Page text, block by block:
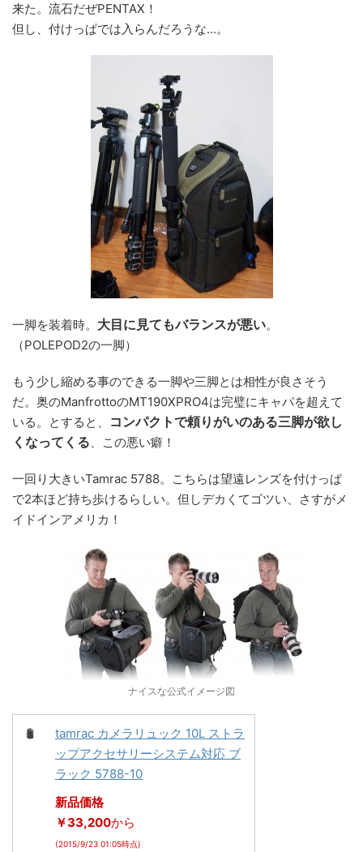
来た。流石だぜPENTAX！
但し、付けっぱでは入らんだろうな…。
一脚を装着時。 大目に見てもバランスが悪い。
（POLEPOD2の一脚）
もう少し縮める事のできる一脚や三脚とは相性が良さそう
だ。奥のManfrottoのMT190XPRO4は完璧にキャパを超えて
いる。とすると、
コンパクトで頼りがいのある三脚が欲し
くなってくる、この悪い癖！
一回り大きいTamrac 5788。こちらは望遠レンズを付けっぱ
で2本ほど持ち歩けるらしい。但しデカくてゴツい、さすがメ
イドインアメリカ！
ナイスな公式イメージ図
tamrac カメラリュック 10L ストラ
ップアクセサリーシステム対応 ブ
ラック 5788-10
新品価格
￥33,200から
(2015/9/23 01:05時点)